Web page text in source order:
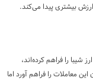
بیشتری پیدا می‌کند.
شیبا را فراهم کرده‌اند،
معاملات را فراهم آورد اما